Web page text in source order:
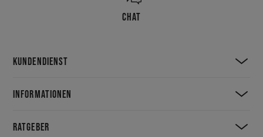
CHAT
KUNDENDIENST
INFORMATIONEN
RATGEBER